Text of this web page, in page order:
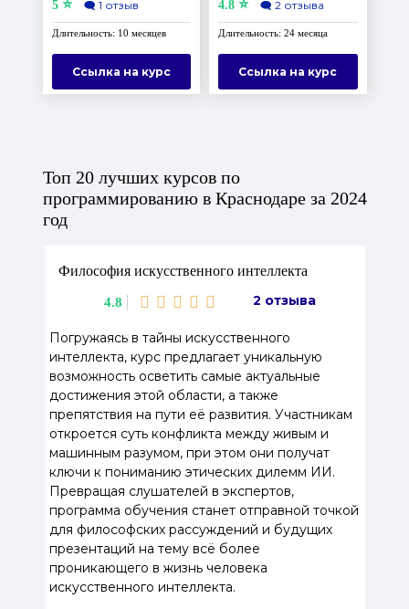
5⭐ 🗨️ 1 отзыв
Длительность: 10 месяцев
Ссылка на курс
4.8 ⭐ 🗨️ 2 отзыва
Длительность: 24 месяца
Ссылка на курс
Топ 20 лучших курсов по
программированию в Краснодаре за 2024
год
Философия искусственного интеллекта
4.8 2 отзыва
Погружаясь в тайны искусственного
интеллекта, курс предлагает уникальную
возможность осветить самые актуальные
достижения этой области, а также
препятствия на пути её развития. Участникам
откроется суть конфликта между живым и
машинным разумом, при этом они получат
ключи к пониманию этических дилемм ИИ.
Превращая слушателей в экспертов,
программа обучения станет отправной точкой
для философских рассуждений и будущих
презентаций на тему всё более
проникающего в жизнь человека
искусственного интеллекта.